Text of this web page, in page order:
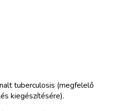
tuberculosis (megfelelő
kiegészítésére).